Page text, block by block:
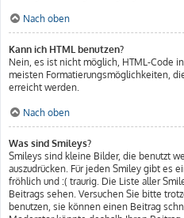
Nach oben
Kann ich HTML benutzen?
Nein, es ist nicht möglich, HTML-Code
meisten Formatierungsmöglichkeiten,
erreicht werden.
Nach oben
Was sind Smileys?
Smileys sind kleine Bilder, die benutzt
auszudrücken. Für jeden Smiley gibt es
fröhlich und :( traurig. Die Liste aller
Beitrags sehen. Versuchen Sie bitte
benutzen, sie können einen Beitrag